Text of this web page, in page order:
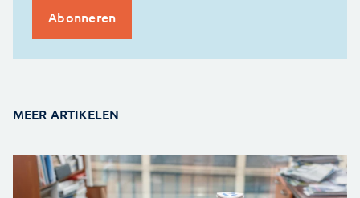
MEER ARTIKELEN